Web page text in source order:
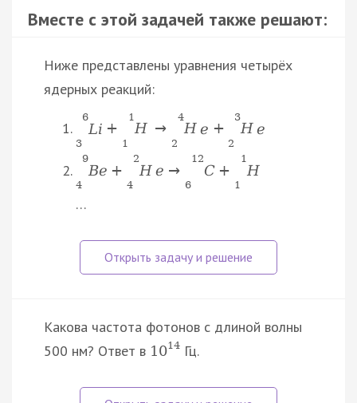
Вместе с этой задачей также решают:
Ниже представлены уравнения четырёх
ядерных реакций:
3
6
Li +
1
1
H →
2
4
He +
2
3
He
4
9
Be +
4
2
H e →
6
12
C +
1
1
H
…
Какова частота фотонов с длиной волны
500 нм? Ответ в 1014 Гц.